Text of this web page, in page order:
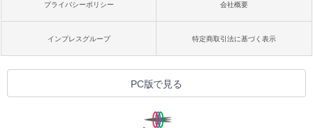
プライバシーポリシー 会社概要
インプレスグループ 特定商取引法に基づく表示
PC版で見る